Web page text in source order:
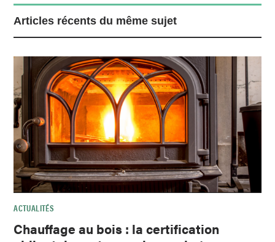
Articles récents du même sujet
ACTUALITÉS
Chauffage au bois : la certification